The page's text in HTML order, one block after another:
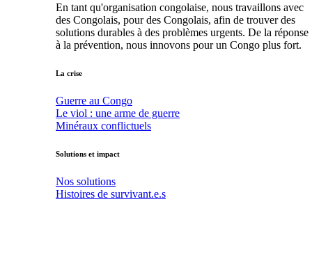
En tant qu'organisation congolaise, nous travaillons avec
des Congolais, pour des Congolais, afin de trouver des
solutions durables à des problèmes urgents. De la réponse
à la prévention, nous innovons pour un Congo plus fort.
La crise
Guerre au Congo
Le viol : une arme de guerre
Minéraux conflictuels
Solutions et impact
Nos solutions
Histoires de survivant.e.s